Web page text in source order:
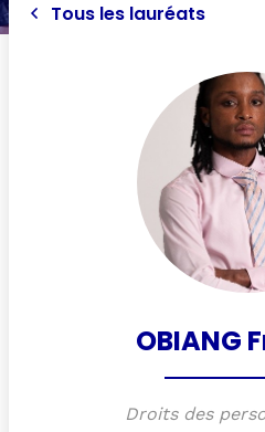
Tous les lauréats
OBIANG
Droits des